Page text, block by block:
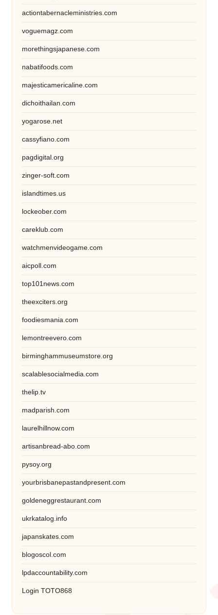
actiontabernacleministries.com
voguemagz.com
morethingsjapanese.com
nabatifoods.com
majesticamericaline.com
dichoithailan.com
yogarose.net
cassyfiano.com
pagdigital.org
zinger-soft.com
islandtimes.us
lockeober.com
careklub.com
watchmenvideogame.com
aicpoll.com
top101news.com
theexciters.org
foodiesmania.com
lemontreevero.com
birminghammuseumstore.org
scalablesocialmedia.com
thelip.tv
madparish.com
laurelhillnow.com
artisanbread-abo.com
pysoy.org
yourbrisbanepastandpresent.com
goldeneggrestaurant.com
ukrkatalog.info
japanskates.com
blogoscol.com
lpdaccountability.com
Login TOTO868